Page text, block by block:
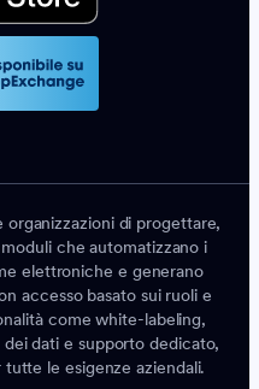
di progettare,
che automatizzano i
elettroniche e generano
accesso basato sui ruoli e
come white-labeling,
dati e supporto dedicato,
le esigenze aziendali.